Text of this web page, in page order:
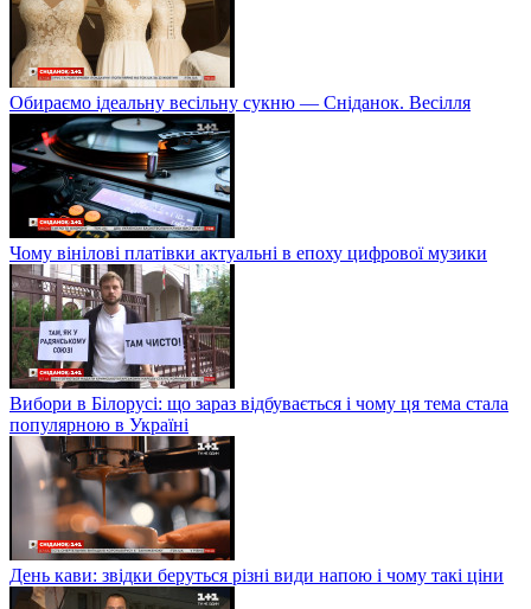
Обираємо ідеальну весільну сукню — Сніданок. Весілля
Чому вінілові платівки актуальні в епоху цифрової музики
Вибори в Білорусі: що зараз відбувається і чому ця тема стала
популярною в Україні
День кави: звідки беруться різні види напою і чому такі ціни